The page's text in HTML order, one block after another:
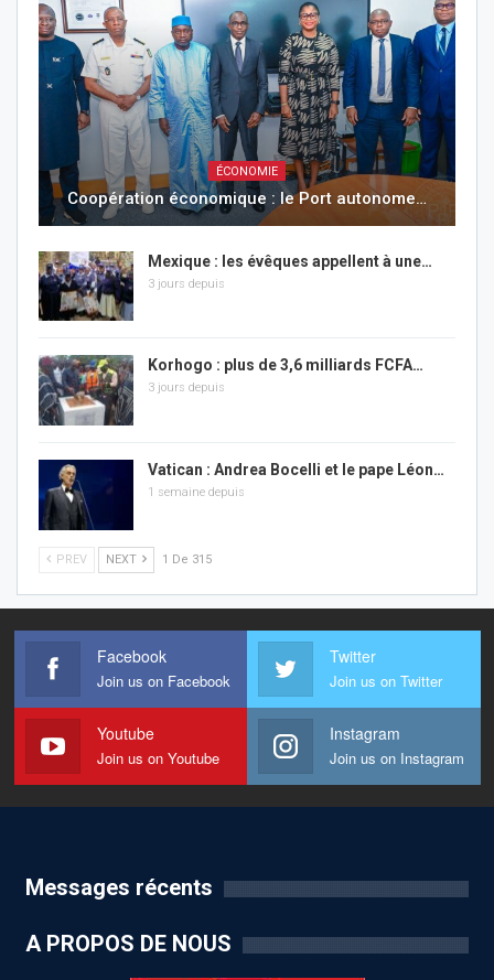
ÉCONOMIE
Coopération économique : le Port autonome…
Mexique : les évêques appellent à une…
3 jours depuis
Korhogo : plus de 3,6 milliards FCFA…
3 jours depuis
Vatican : Andrea Bocelli et le pape Léon…
1 semaine depuis
PREV NEXT 1 De 315
Facebook
Join us on Facebook
Twitter
Join us on Twitter
Youtube
Join us on Youtube
Instagram
Join us on Instagram
Messages récents
A PROPOS DE NOUS